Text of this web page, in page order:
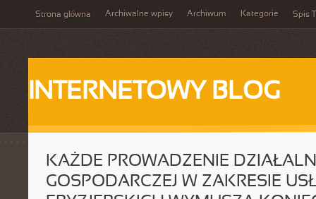
Strona główna Archiwalne wpisy Archiwum Kategorie Spis
INTERNETOWY BLOG
KAŻDE PROWADZENIE
GOSPODARCZEJ W ZAKRESIE